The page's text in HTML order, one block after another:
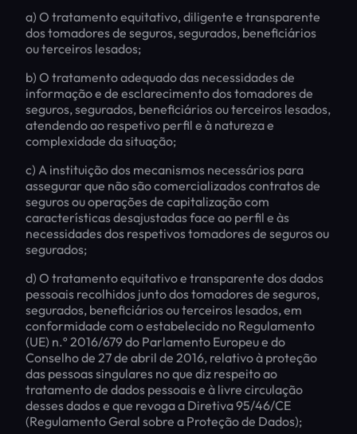
a) O tratamento equitativo, diligente e transparente
dos tomadores de seguros, segurados, beneficiários
ou terceiros lesados;
b) O tratamento adequado das necessidades de
informação e de esclarecimento dos tomadores de
seguros, segurados, beneficiários ou terceiros lesados,
atendendo ao respetivo perfil e à natureza e
complexidade da situação;
c) A instituição dos mecanismos necessários para
assegurar que não são comercializados contratos de
seguros ou operações de capitalização com
características desajustadas face ao perfil e às
necessidades dos respetivos tomadores de seguros ou
segurados;
d) O tratamento equitativo e transparente dos dados
pessoais recolhidos junto dos tomadores de seguros,
segurados, beneficiários ou terceiros lesados, em
conformidade com o estabelecido no Regulamento
(UE) n.º 2016/679 do Parlamento Europeu e do
Conselho de 27 de abril de 2016, relativo à proteção
das pessoas singulares no que diz respeito ao
tratamento de dados pessoais e à livre circulação
desses dados e que revoga a Diretiva 95/46/CE
(Regulamento Geral sobre a Proteção de Dados);